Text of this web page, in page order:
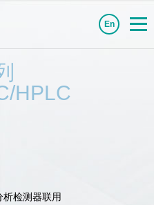
En
HPLC
检测器联用